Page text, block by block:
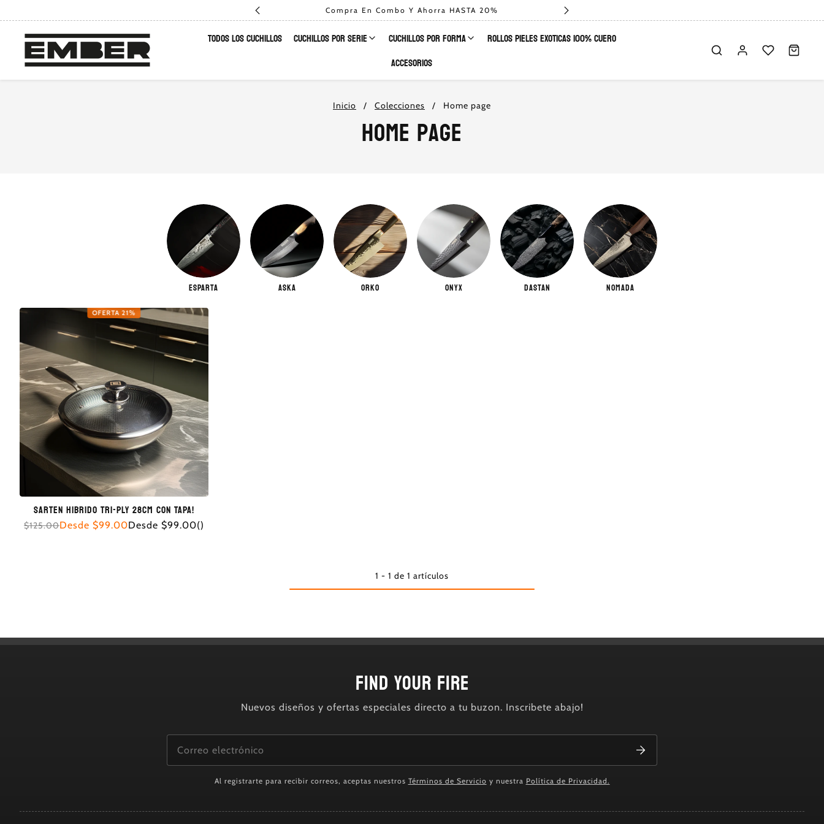
Compra En Combo Y Ahorra HASTA 20%
TODOS LOS CUCHILLOS CUCHILLOS POR SERIE CUCHILLOS POR FORMA
ROLLOS PIELES EXOTICAS 100% CUERO
ACCESORIOS
Inicio Colecciones Home page
Home Page
ESPARTA ASKA ORKO ONYX DASTAN NOMADA
OFERTA 21%
SARTEN HIBRIDO TRI-PLY 28CM CON TAPA!
Precio regular
$125.00Precio de oferta
Desde $99.00Desde $99.00Precio unitario
()
1 - 1 de 1 artículos
FIND YOUR FIRE
Nuevos diseños y ofertas especiales directo a tu buzon. Inscribete abajo!
Al registrarte para recibir correos, aceptas nuestros Términos de Servicio y nuestra Política de Privacidad.